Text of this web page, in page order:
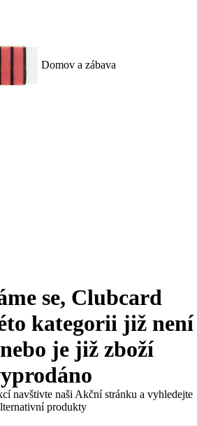
Domov a zábava
se, Clubcard
kategorii již není
je již zboží
navštivte naši Akční stránku a vyhledejte
produkty